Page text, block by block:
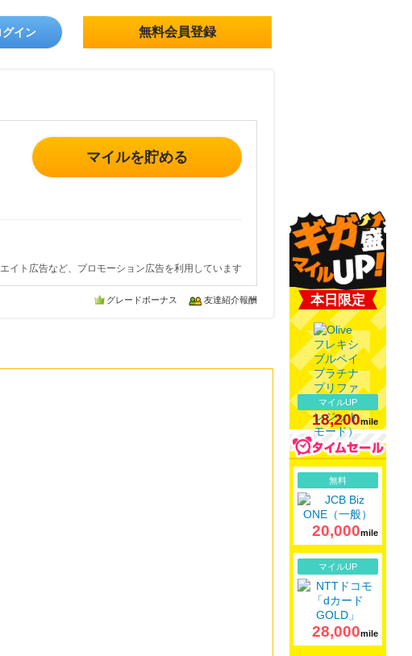
グイン 無料会員登録
マイルを貯める
イト広告など、プロモーション広告を利用しています
グレードボーナス 友達紹介報酬 本日限定
マイルUP
18,200mile
無料
20,000mile
マイルUP
28,000mile